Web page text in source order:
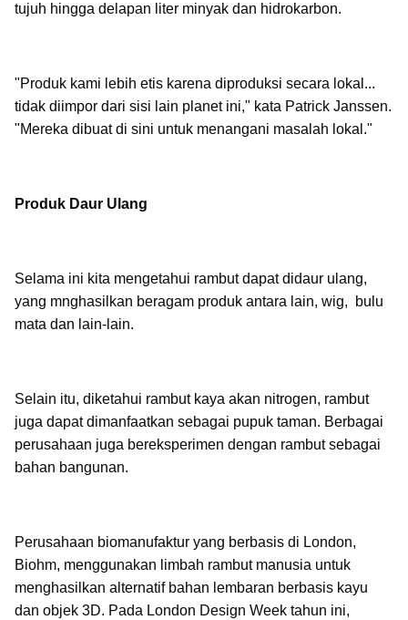
tujuh hingga delapan liter minyak dan hidrokarbon.
"Produk kami lebih etis karena diproduksi secara lokal...
tidak diimpor dari sisi lain planet ini," kata Patrick Janssen.
"Mereka dibuat di sini untuk menangani masalah lokal."
Produk Daur Ulang
Selama ini kita mengetahui rambut dapat didaur ulang,
yang mnghasilkan beragam produk antara lain, wig, bulu
mata dan lain-lain.
Selain itu, diketahui rambut kaya akan nitrogen, rambut
juga dapat dimanfaatkan sebagai pupuk taman. Berbagai
perusahaan juga bereksperimen dengan rambut sebagai
bahan bangunan.
Perusahaan biomanufaktur yang berbasis di London,
Biohm, menggunakan limbah rambut manusia untuk
menghasilkan alternatif bahan lembaran berbasis kayu
dan objek 3D. Pada London Design Week tahun ini,